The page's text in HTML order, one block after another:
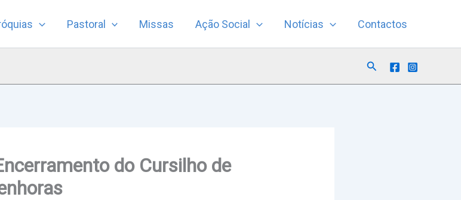
Pastoral Missas Ação Social Notícias Contactos
Search
do Cursilho de